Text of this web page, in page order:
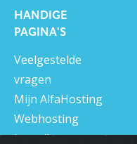
HANDIGE
PAGINA'S
Veelgestelde
vragen
Mijn AlfaHosting
Webhosting
bestellen